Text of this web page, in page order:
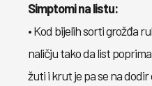
Simptomi na listu:
• Kod bijelih sorti grožđa
naličju tako da list
žuti i krut je pa se na dodir